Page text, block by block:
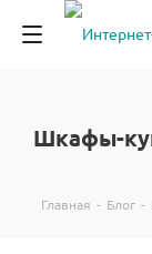
Шкафы-
Главная - Блог -